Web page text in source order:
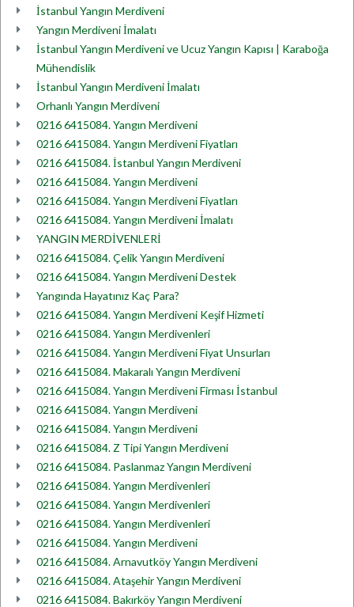
İstanbul Yangın Merdiveni
Yangın Merdiveni İmalatı
İstanbul Yangın Merdiveni ve Ucuz Yangın Kapısı | Karaboğa
Mühendislik
İstanbul Yangın Merdiveni İmalatı
Orhanlı Yangın Merdiveni
0216 6415084. Yangın Merdiveni
0216 6415084. Yangın Merdiveni Fiyatları
0216 6415084. İstanbul Yangın Merdiveni
0216 6415084. Yangın Merdiveni
0216 6415084. Yangın Merdiveni Fiyatları
0216 6415084. Yangın Merdiveni İmalatı
YANGIN MERDİVENLERİ
0216 6415084. Çelik Yangın Merdiveni
0216 6415084. Yangın Merdiveni Destek
Yangında Hayatınız Kaç Para?
0216 6415084. Yangın Merdiveni Keşif Hizmeti
0216 6415084. Yangın Merdivenleri
0216 6415084. Yangın Merdiveni Fiyat Unsurları
0216 6415084. Makaralı Yangın Merdiveni
0216 6415084. Yangın Merdiveni Firması İstanbul
0216 6415084. Yangın Merdiveni
0216 6415084. Yangın Merdiveni
0216 6415084. Z Tipi Yangın Merdiveni
0216 6415084. Paslanmaz Yangın Merdiveni
0216 6415084. Yangın Merdivenleri
0216 6415084. Yangın Merdivenleri
0216 6415084. Yangın Merdivenleri
0216 6415084. Yangın Merdiveni
0216 6415084. Arnavutköy Yangın Merdiveni
0216 6415084. Ataşehir Yangın Merdiveni
0216 6415084. Bakırköy Yangın Merdiveni